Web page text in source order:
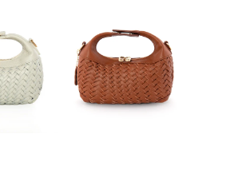
Ürünü İncele